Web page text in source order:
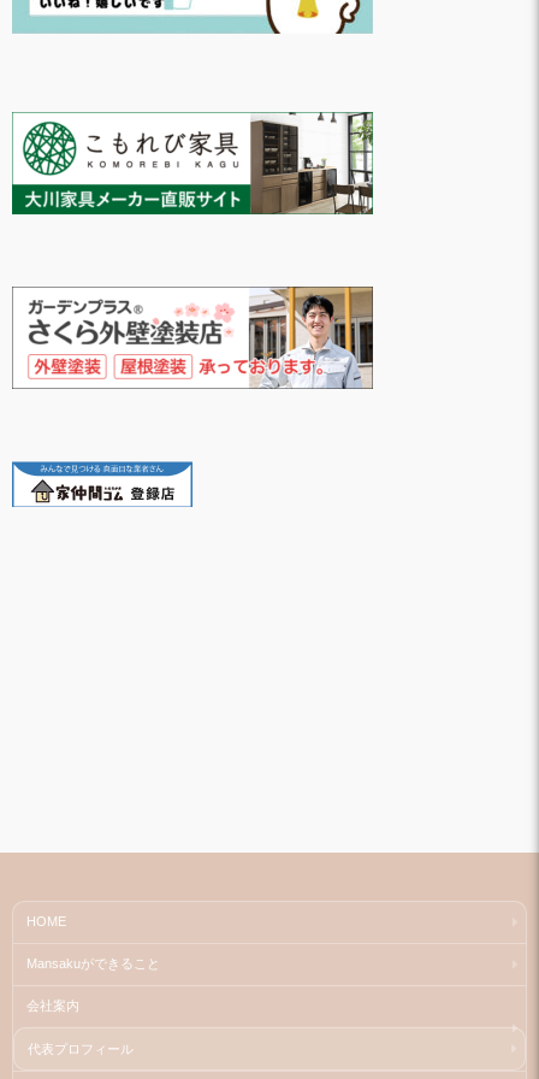
HOME
Mansakuができること
会社案内
代表プロフィール